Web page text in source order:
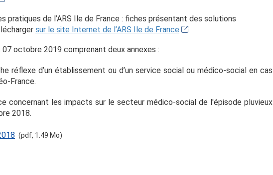
pratiques de l’ARS Ile de France : fiches présentant des solutions
sur le site Internet de l’ARS Ile de France
octobre 2019 comprenant deux annexes :
réflexe d’un établissement ou d’un service social ou médico-social en cas
France.
concernant les impacts sur le secteur médico-social de l'épisode pluvieux
2018.
(pdf, 1.49 Mo)